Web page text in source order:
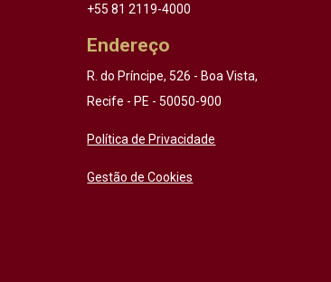
+55 81 2119-4000
Endereço
R. do Príncipe, 526 - Boa Vista,
Recife - PE - 50050-900
Política de Privacidade
Gestão de Cookies